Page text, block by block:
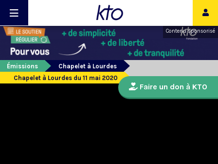
Contenu sponsorisé
Émissions
Chapelet à Lourdes
Chapelet à Lourdes du 11 mai 2020
Faire un don à KTO